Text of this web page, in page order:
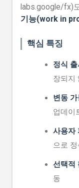
labs.google/fx)
기능(work in
핵심 특징
정식
장되지
변동
업데이
사용자
으로
선택적
동